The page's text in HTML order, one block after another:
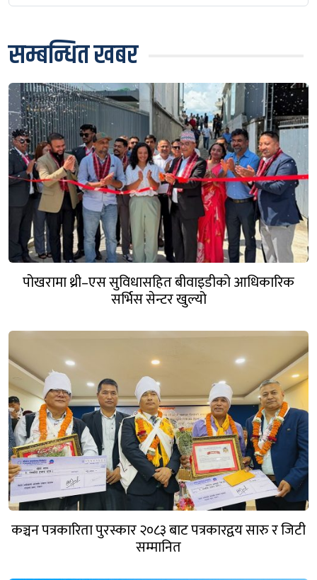
सम्बन्धित खबर
पोखरामा थ्री–एस सुविधासहित बीवाइडीको आधिकारिक
सर्भिस सेन्टर खुल्यो
कञ्चन पत्रकारिता पुरस्कार २०८३ बाट पत्रकारद्वय सारु र जिटी
सम्मानित